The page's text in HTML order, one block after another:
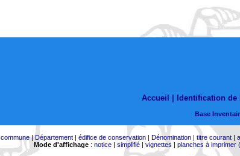
Accueil | Identification
Base
commune|Département| édifice de conservation| Dénomination| titre courant|
Mode d'affichage: notice| simplifié| vignettes | planches à imprimer